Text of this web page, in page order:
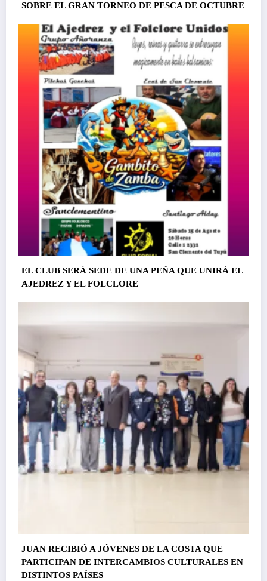
SOBRE EL GRAN TORNEO DE PESCA DE OCTUBRE
EL CLUB SERÁ SEDE DE UNA PEÑA QUE UNIRÁ EL
AJEDREZ Y EL FOLCLORE
JUAN RECIBIÓ A JÓVENES DE LA COSTA QUE
PARTICIPAN DE INTERCAMBIOS CULTURALES EN
DISTINTOS PAÍSES